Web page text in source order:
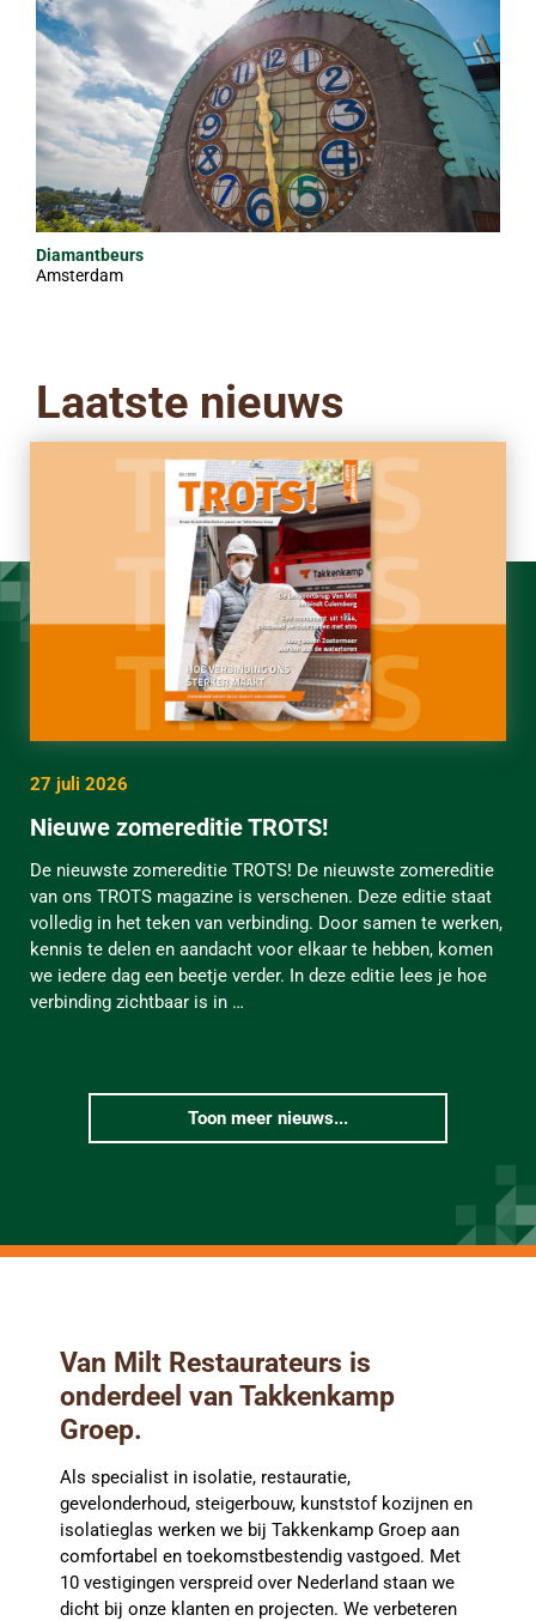
Diamantbeurs
Amsterdam
Laatste nieuws
27 juli 2026
Nieuwe zomereditie TROTS!
De nieuwste zomereditie TROTS! De nieuwste zomereditie
van ons TROTS magazine is verschenen. Deze editie staat
volledig in het teken van verbinding. Door samen te werken,
kennis te delen en aandacht voor elkaar te hebben, komen
we iedere dag een beetje verder. In deze editie lees je hoe
verbinding zichtbaar is in …
Toon meer nieuws...
Van Milt Restaurateurs is
onderdeel van Takkenkamp
Groep.
Als specialist in isolatie, restauratie,
gevelonderhoud, steigerbouw, kunststof kozijnen en
isolatieglas werken we bij Takkenkamp Groep aan
comfortabel en toekomstbestendig vastgoed. Met
10 vestigingen verspreid over Nederland staan we
dicht bij onze klanten en projecten. We verbeteren